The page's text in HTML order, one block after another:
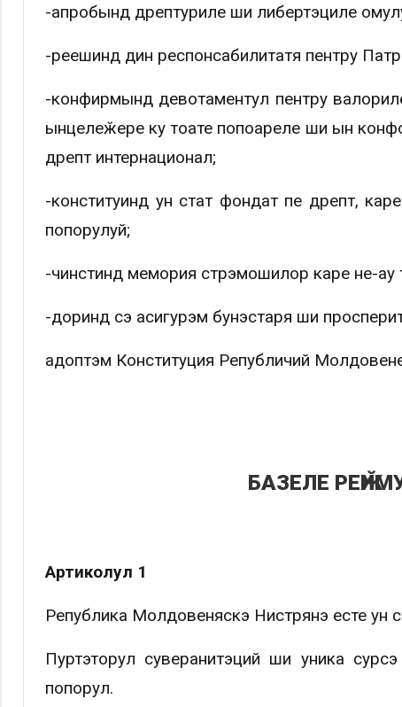
-апробынд дрептуриле ши либертэциле
-реешинд дин респонсабилитатя пентру
-конфирмынд девотаментул пентру
ынцелеӂере ку тоате попоареле ши ын
дрепт интернационал;
-конституинд ун стат фондат пе дрепт,
попорулуй;
-чинстинд мемория стрэмошилор каре не-
-доринд сэ асигурэм бунэстаря ши
адоптэм Конституция Републичий
БАЗЕЛЕ
Артиколул 1
Република Молдовеняскэ Нистрянэ есте ун
Пуртэторул суверанитэций ши уника
попорул.